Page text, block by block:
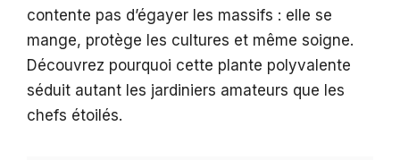
contente pas d’égayer les massifs : elle se
mange, protège les cultures et même soigne.
Découvrez pourquoi cette plante polyvalente
séduit autant les jardiniers amateurs que les
chefs étoilés.